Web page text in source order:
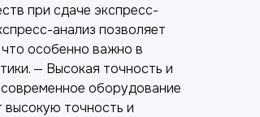
при сдаче экспресс-
анализ позволяет
особенно важно в
— Высокая точность и
оборудование
высокую точность и